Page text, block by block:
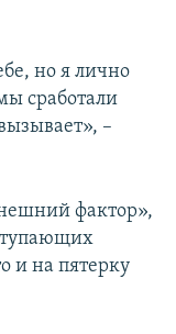
но я лично
сработали
–
фактор»,
и на пятерку